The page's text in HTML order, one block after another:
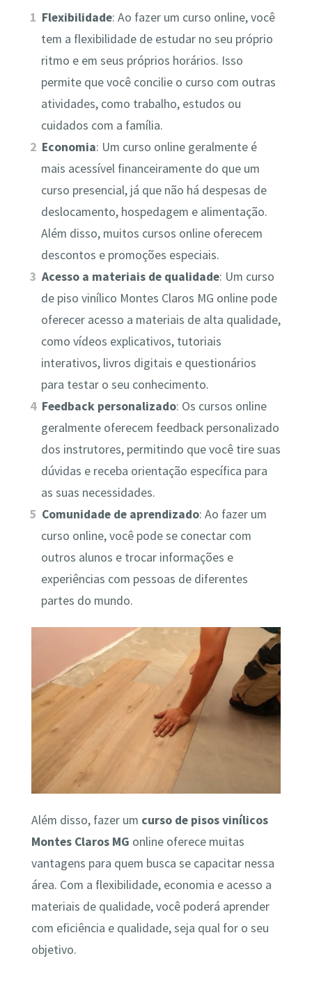
Flexibilidade: Ao fazer um curso online, você
tem a flexibilidade de estudar no seu próprio
ritmo e em seus próprios horários. Isso
permite que você concilie o curso com outras
atividades, como trabalho, estudos ou
cuidados com a família.
Economia: Um curso online geralmente é
mais acessível financeiramente do que um
curso presencial, já que não há despesas de
deslocamento, hospedagem e alimentação.
Além disso, muitos cursos online oferecem
descontos e promoções especiais.
Acesso a materiais de qualidade: Um curso
de piso vinílico Montes Claros MG online pode
oferecer acesso a materiais de alta qualidade,
como vídeos explicativos, tutoriais
interativos, livros digitais e questionários
para testar o seu conhecimento.
Feedback personalizado: Os cursos online
geralmente oferecem feedback personalizado
dos instrutores, permitindo que você tire suas
dúvidas e receba orientação específica para
as suas necessidades.
Comunidade de aprendizado: Ao fazer um
curso online, você pode se conectar com
outros alunos e trocar informações e
experiências com pessoas de diferentes
partes do mundo.
Além disso, fazer um curso de pisos vinílicos
Montes Claros MG online oferece muitas
vantagens para quem busca se capacitar nessa
área. Com a flexibilidade, economia e acesso a
materiais de qualidade, você poderá aprender
com eficiência e qualidade, seja qual for o seu
objetivo.